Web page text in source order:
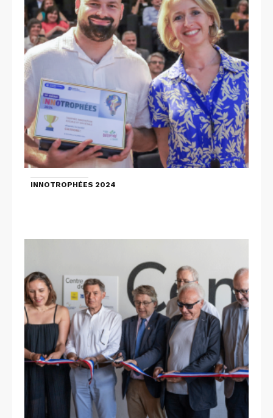
INNOTROPHÉES 2024